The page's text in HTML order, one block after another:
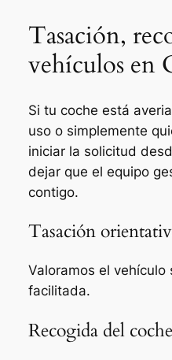
Tasación,
vehículos en
Si tu coche está
uso o simplemente
iniciar la solicitud
dejar que el equipo
contigo.
Tasación
Valoramos el vehículo
facilitada.
Recogida del coche